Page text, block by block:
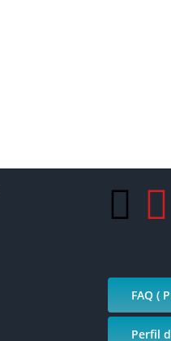
FAQ (
Perfil